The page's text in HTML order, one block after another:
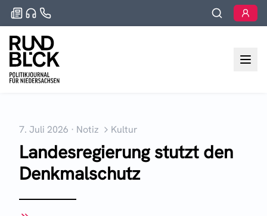
7. Juli 2026 · Notiz Kultur
Landesregierung stutzt den
Denkmalschutz